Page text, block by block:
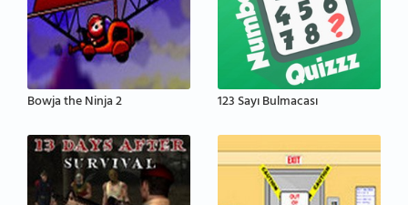
Bowja the Ninja 2 123 Sayı Bulmacası